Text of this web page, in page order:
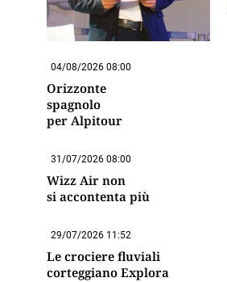
04/08/2026 08:00
Orizzonte
spagnolo
per Alpitour
31/07/2026 08:00
Wizz Air non
si accontenta più
29/07/2026 11:52
Le crociere fluviali
corteggiano Explora